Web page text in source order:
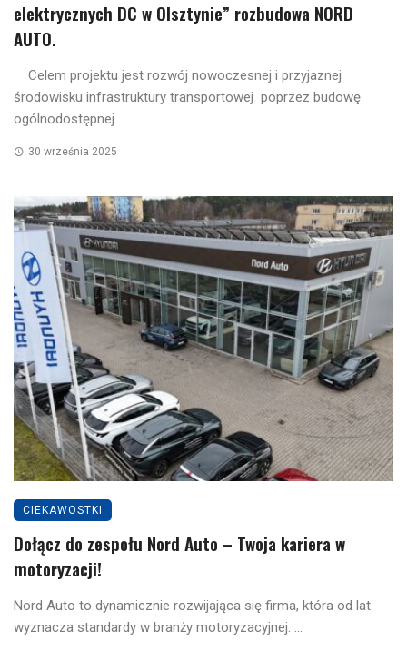
elektrycznych DC w Olsztynie” rozbudowa NORD
AUTO.
Celem projektu jest rozwój nowoczesnej i przyjaznej
środowisku infrastruktury transportowej poprzez budowę
ogólnodostępnej ...
30 września 2025
CIEKAWOSTKI
Dołącz do zespołu Nord Auto – Twoja kariera w
motoryzacji!
Nord Auto to dynamicznie rozwijająca się firma, która od lat
wyznacza standardy w branży motoryzacyjnej. ...